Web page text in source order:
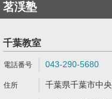
茗渓塾
千葉教室
043-290-5680
千葉県千葉市中